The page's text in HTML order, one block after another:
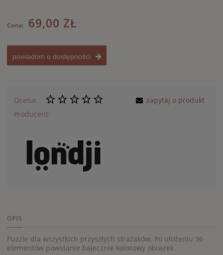
Cena: 69,00 ZŁ
powiadom o dostępności
Ocena:
Producent:
zapytaj o produkt
OPIS
Puzzle dla wszystkich przyszłych strażaków. Po ułożeniu 36
elementów powstanie bajecznie kolorowy obrazek.